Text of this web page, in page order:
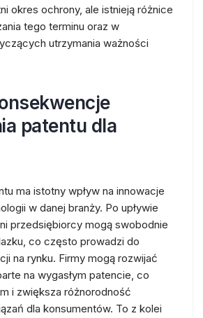
okres ochrony, ale istnieją różnice
tego terminu oraz w
utrzymania ważności
patentu dla
ma istotny wpływ na innowacje
w danej branży. Po upływie
przedsiębiorcy mogą swobodnie
co często prowadzi do
na rynku. Firmy mogą rozwijać
na wygasłym patencie, co
i zwiększa różnorodność
dla konsumentów. To z kolei